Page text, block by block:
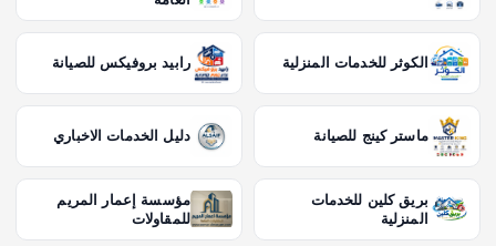
الكوثر للخدمات المنزلية رابيد بروفيكس للصيانة
ماستر كينج للصيانة دليل الخدمات الاخباري
بريق كلين للخدمات
المنزلية
مؤسسة إعمار المريم
للمقاولات